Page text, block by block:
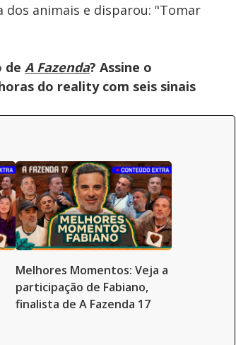
dos animais e disparou: "Tomar
de A Fazenda? Assine o
do reality com seis sinais
Melhores Momentos: Veja a
participação de Fabiano,
finalista de A Fazenda 17